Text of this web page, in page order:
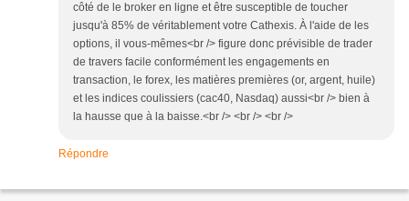
côté de le broker en ligne et être susceptible de toucher
jusqu'à 85% de véritablement votre Cathexis. À l'aide de les
options, il vous-mêmes<br /> figure donc prévisible de trader
de travers facile conformément les engagements en
transaction, le forex, les matières premières (or, argent, huile)
et les indices coulissiers (cac40, Nasdaq) aussi<br /> bien à
la hausse que à la baisse.<br /> <br /> <br />
Répondre